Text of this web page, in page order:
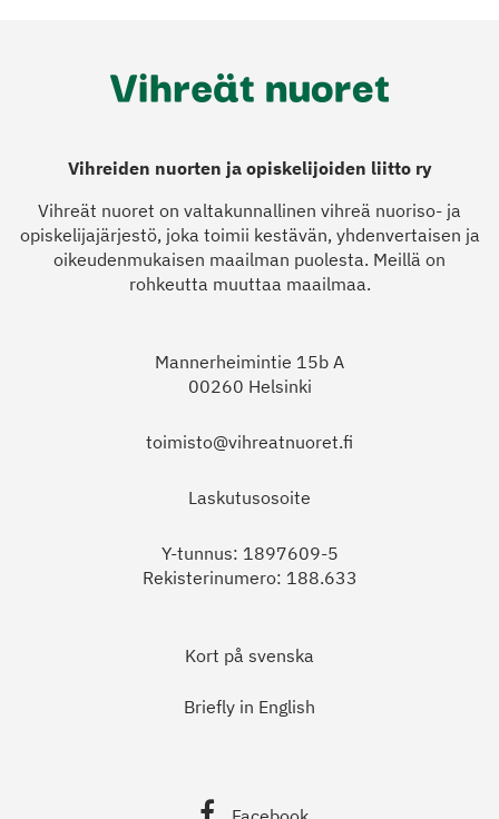
Vihreiden nuorten ja opiskelijoiden liitto ry
Vihreät nuoret on valtakunnallinen vihreä nuoriso- ja
opiskelijajärjestö, joka toimii kestävän, yhdenvertaisen ja
oikeudenmukaisen maailman puolesta. Meillä on
rohkeutta muuttaa maailmaa.
Mannerheimintie 15b A
00260 Helsinki
toimisto@vihreatnuoret.fi
Laskutusosoite
Y-tunnus: 1897609-5
Rekisterinumero: 188.633
Kort på svenska
Briefly in English